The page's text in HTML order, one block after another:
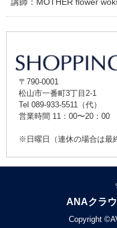
〒790-0001
松山市一番町3丁目2-1
Tel 089-933-5511（代）
営業時間 11：00〜20：00
※日曜日（連休の場合は最
ANAクラ
Copyright